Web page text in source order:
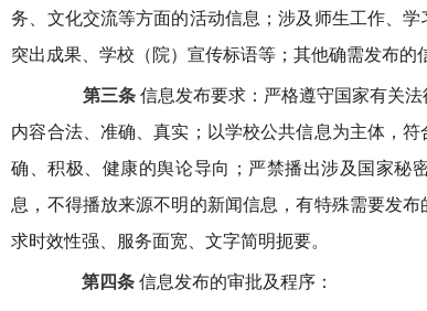
务、文化交流等方面的活动信息；涉及师生工作、
突出成果、学校（院）宣传标语等；其他确需发布的
第三条信息发布要求：严格遵守国家有关
内容合法、准确、真实；以学校公共信息为主体，
确、积极、健康的舆论导向；严禁播出涉及国家秘
息，不得播放来源不明的新闻信息，有特殊需要发
求时效性强、服务面宽、文字简明扼要。
第四条 信息发布的审批及程序：